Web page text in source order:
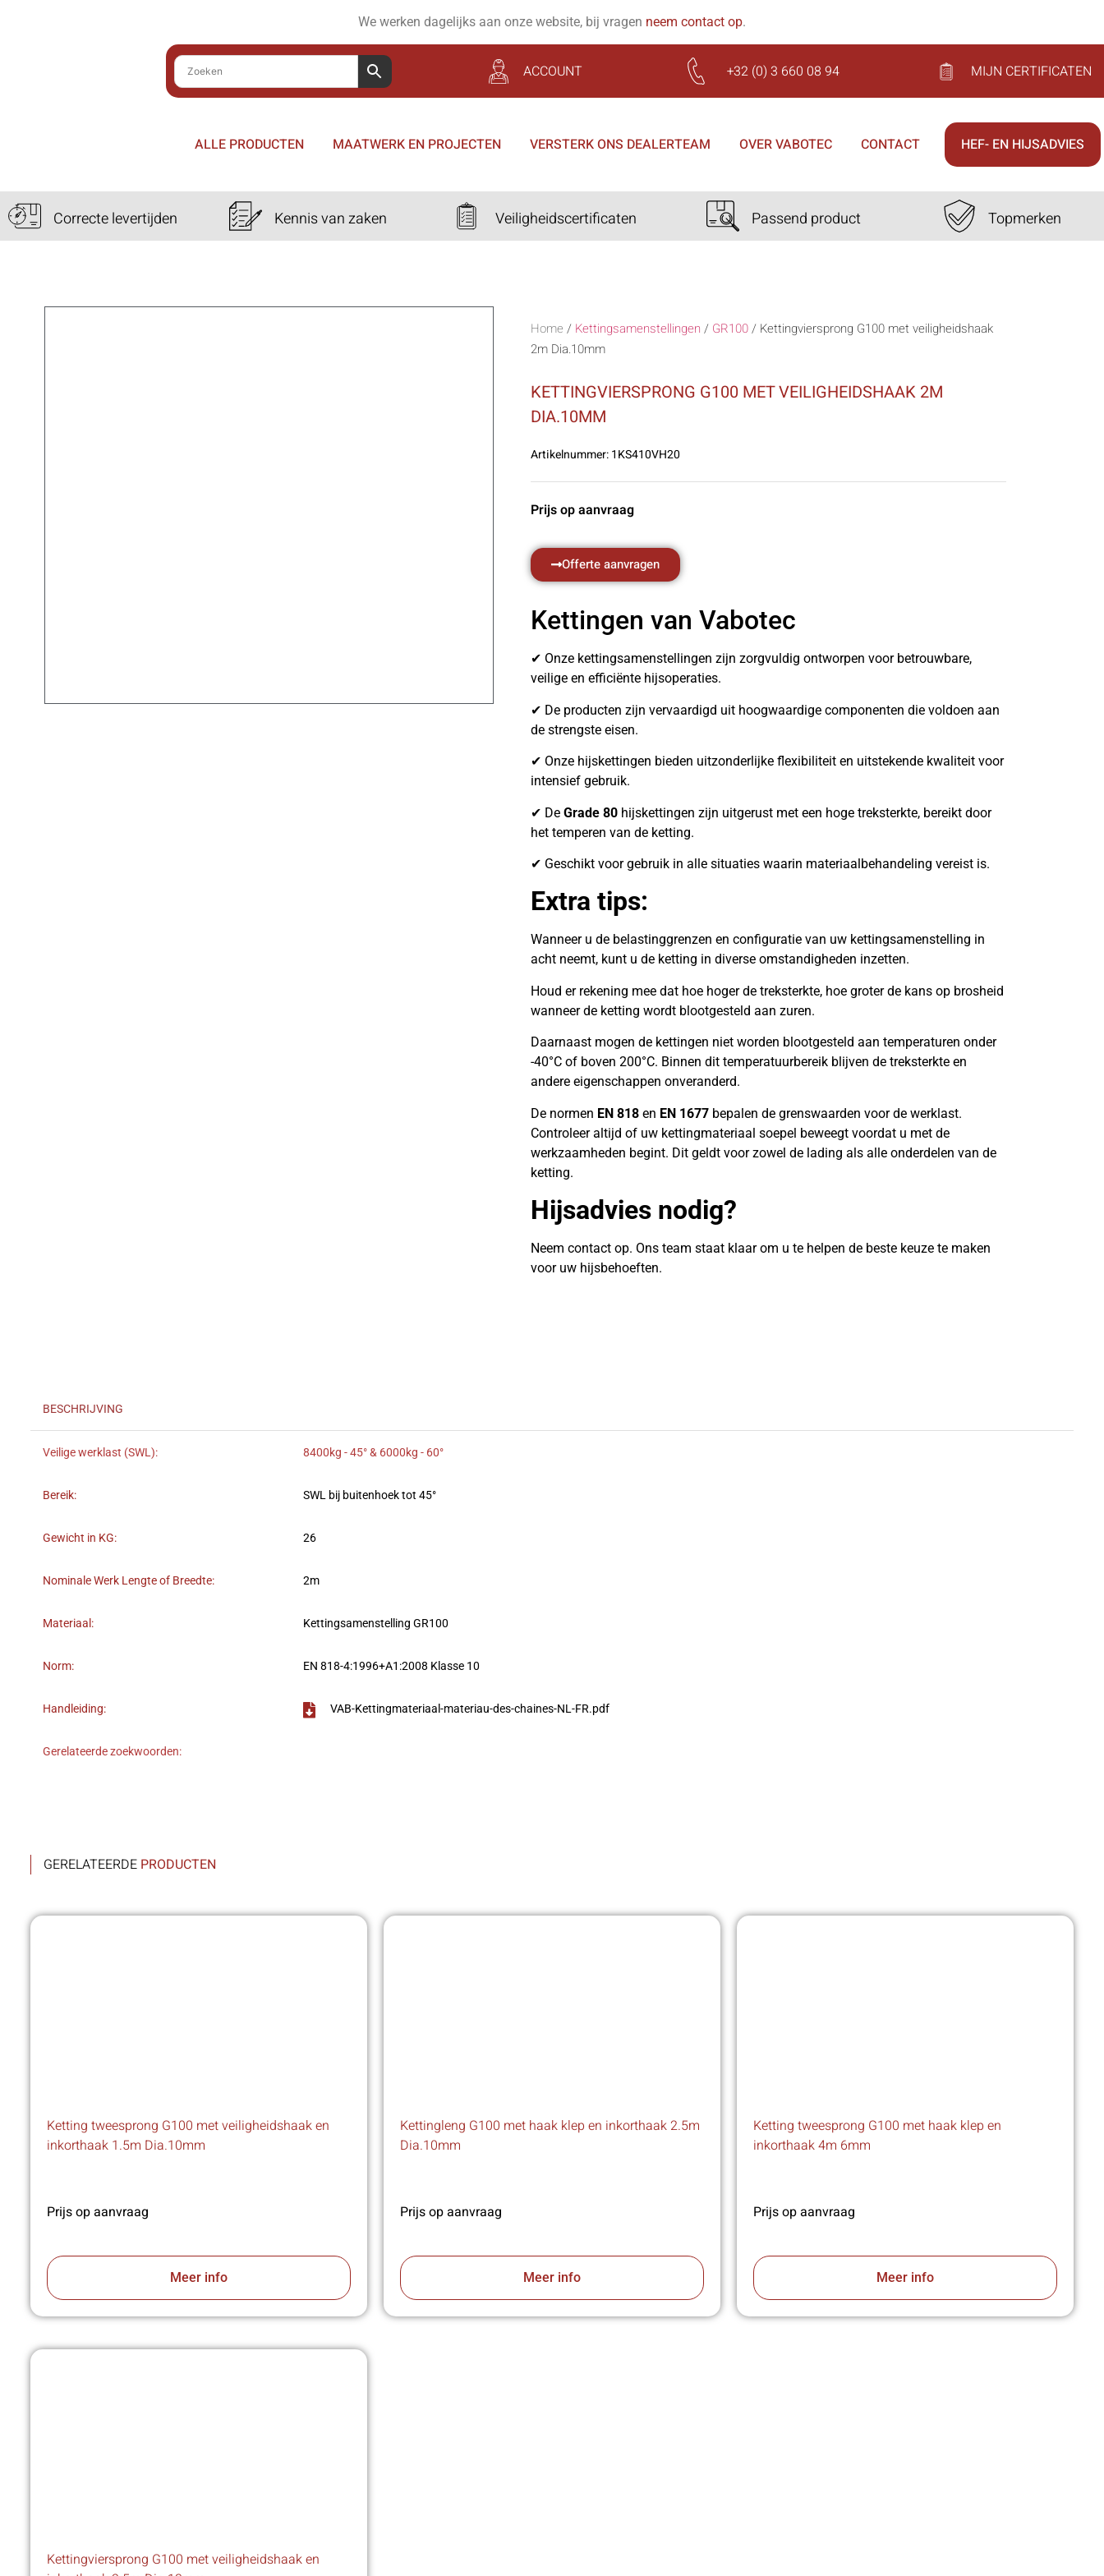
We werken dagelijks aan onze website, bij vragen neem contact op.
ACCOUNT +32 (0) 3 660 08 94 MIJN CERTIFICATEN
ALLE PRODUCTEN MAATWERK EN PROJECTEN VERSTERK ONS DEALERTEAM OVER VABOTEC CONTACT HEF- EN HIJSADVIES
Correcte levertijden Kennis van zaken Veiligheidscertificaten Passend product Topmerken
Home / Kettingsamenstellingen / GR100/ Kettingviersprong G100 met veiligheidshaak
2m Dia.10mm
KETTINGVIERSPRONG G100 MET VEILIGHEIDSHAAK 2M
DIA.10MM
Artikelnummer:1KS410VH20
Prijs op aanvraag
Offerte aanvragen
Kettingen van Vabotec
✔ Onze kettingsamenstellingen zijn zorgvuldig ontworpen voor betrouwbare,
veilige en efficiënte hijsoperaties.
✔ De producten zijn vervaardigd uit hoogwaardige componenten die voldoen aan
de strengste eisen.
✔ Onze hijskettingen bieden uitzonderlijke flexibiliteit en uitstekende kwaliteit voor
intensief gebruik.
✔ De Grade 80 hijskettingen zijn uitgerust met een hoge treksterkte, bereikt door
het temperen van de ketting.
✔ Geschikt voor gebruik in alle situaties waarin materiaalbehandeling vereist is.
Extra tips:
Wanneer u de belastinggrenzen en configuratie van uw kettingsamenstelling in
acht neemt, kunt u de ketting in diverse omstandigheden inzetten.
Houd er rekening mee dat hoe hoger de treksterkte, hoe groter de kans op brosheid
wanneer de ketting wordt blootgesteld aan zuren.
Daarnaast mogen de kettingen niet worden blootgesteld aan temperaturen onder
-40°C of boven 200°C. Binnen dit temperatuurbereik blijven de treksterkte en
andere eigenschappen onveranderd.
De normen EN 818 en EN 1677 bepalen de grenswaarden voor de werklast.
Controleer altijd of uw kettingmateriaal soepel beweegt voordat u met de
werkzaamheden begint. Dit geldt voor zowel de lading als alle onderdelen van de
ketting.
Hijsadvies nodig?
Neem contact op. Ons team staat klaar om u te helpen de beste keuze te maken
voor uw hijsbehoeften.
BESCHRIJVING
Veilige werklast (SWL): 8400kg - 45° & 6000kg - 60°
Bereik: SWL bij buitenhoek tot 45°
Gewicht in KG: 26
Nominale Werk Lengte of Breedte: 2m
Materiaal: Kettingsamenstelling GR100
Norm: EN 818-4:1996+A1:2008 Klasse 10
Handleiding: VAB-Kettingmateriaal-materiau-des-chaines-NL-FR.pdf
Gerelateerde zoekwoorden:
GERELATEERDE PRODUCTEN
Ketting tweesprong G100 met veiligheidshaak en
inkorthaak 1.5m Dia.10mm
Prijs op aanvraag
Meer info
Kettingleng G100 met haak klep en inkorthaak 2.5m
Dia.10mm
Prijs op aanvraag
Meer info
Ketting tweesprong G100 met haak klep en
inkorthaak 4m 6mm
Prijs op aanvraag
Meer info
Kettingviersprong G100 met veiligheidshaak en